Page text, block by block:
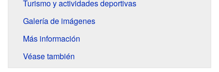
Turismo y actividades deportivas
Galería de imágenes
Más información
Véase también